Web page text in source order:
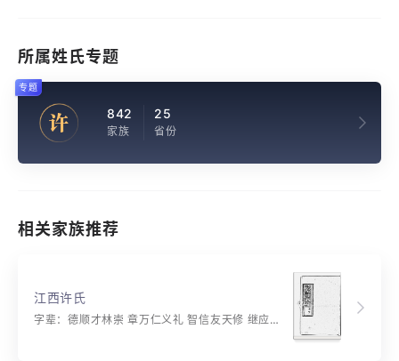
所属姓氏专题
许 842
家族
25
省份
专题
相关家族推荐
江西许氏
字辈：德顺才林崇 章万仁义礼 智信友天修 继应一大光 明三连吉祥 支本同源远 百世绍鼎铭 履祥基自永 科第裕家声 宏图展雄风 传道承先质